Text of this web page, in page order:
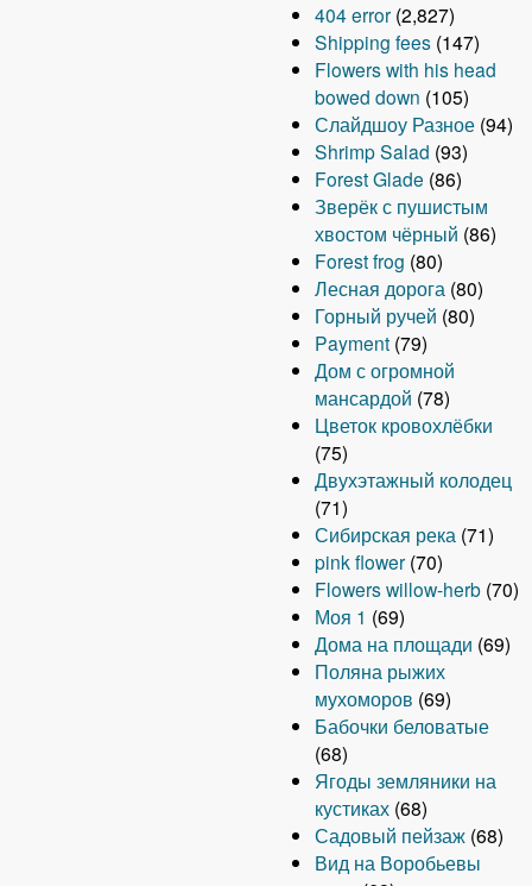
404 error (2,827)
Shipping fees (147)
Flowers with his head
bowed down (105)
Слайдшоу Разное (94)
Shrimp Salad (93)
Forest Glade (86)
Зверёк с пушистым
хвостом чёрный (86)
Forest frog (80)
Лесная дорога (80)
Горный ручей (80)
Payment (79)
Дом с огромной
мансардой (78)
Цветок кровохлёбки
(75)
Двухэтажный колодец
(71)
Сибирская река (71)
pink flower (70)
Flowers willow-herb (70)
Моя 1 (69)
Дома на площади (69)
Поляна рыжих
мухоморов (69)
Бабочки беловатые
(68)
Ягоды земляники на
кустиках (68)
Садовый пейзаж (68)
Вид на Воробьевы